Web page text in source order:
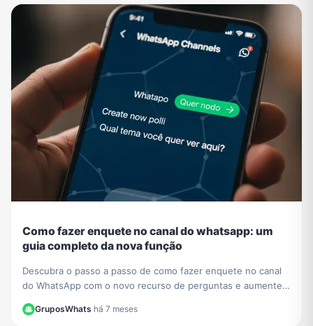
Como fazer enquete no canal do whatsapp: um
guia completo da nova função
Descubra o passo a passo de como fazer enquete no canal
do WhatsApp com o novo recurso de perguntas e aumente a
GruposWhats·há 7 meses